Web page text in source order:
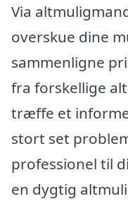
Via
overskue dine
sammenligne
fra forskellige
træffe et
stort set
professionel til
en dygtig